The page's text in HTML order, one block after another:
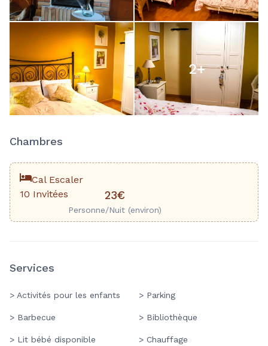
2+
Chambres
Cal Escaler
10 Invitées
23€
Personne/Nuit (environ)
Services
> Activités pour les enfants > Parking
> Barbecue > Bibliothèque
> Lit bébé disponible > Chauffage